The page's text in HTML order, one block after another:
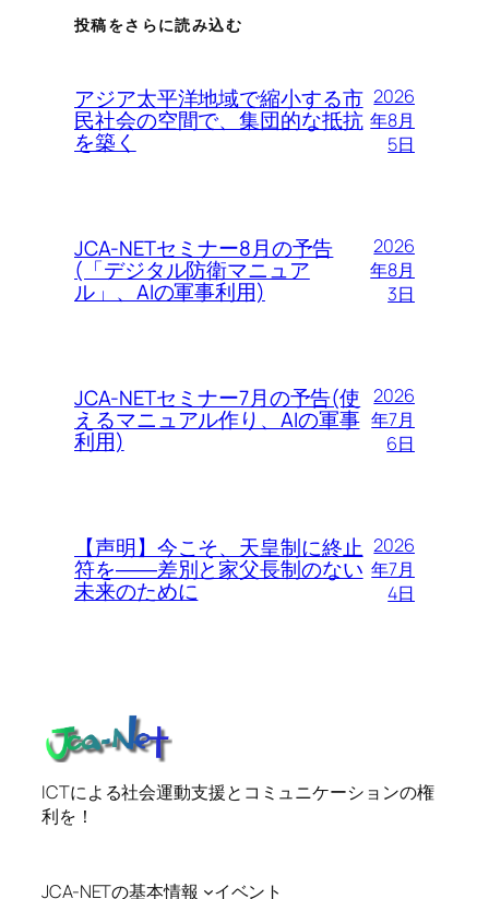
投稿をさらに読み込む
アジア太平洋地域で縮小する市
民社会の空間で、集団的な抵抗
を築く
2026
年8月
5日
JCA-NETセミナー8月の予告
(「デジタル防衛マニュア
ル」、AIの軍事利用)
2026
年8月
3日
JCA-NETセミナー7月の予告(使
えるマニュアル作り、AIの軍事
利用)
2026
年7月
6日
【声明】今こそ、天皇制に終止
符を――差別と家父長制のない
未来のために
2026
年7月
4日
ICTによる社会運動支援とコミュニケーションの権
利を！
JCA-NETの基本情報 イベント